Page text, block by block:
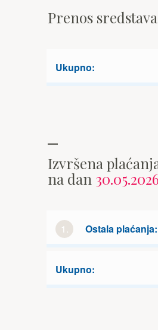
Prenos
Ukupno:
Izvršena
na dan
1. Ostala
Ukupno: